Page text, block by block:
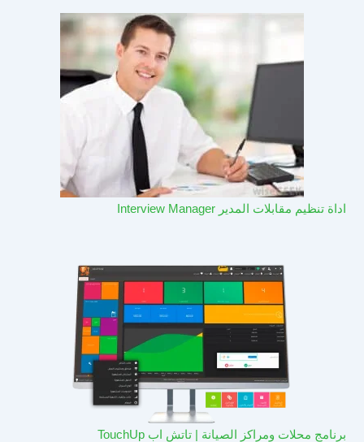
اداة تنظيم مقابلات المدير Interview Manager
برنامج محلات ومراكز الصيانة | تاتش اب TouchUp